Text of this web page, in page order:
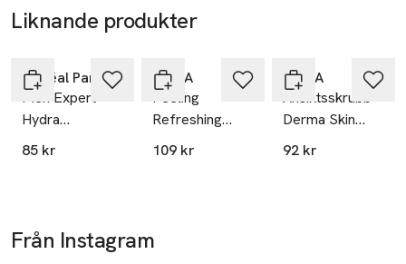
Liknande produkter
L'Oréal Paris
Men Expert
Hydra
Energetic Scrub
85 kr
NIVEA
Peeling
Refreshing
Exfoliating
109 kr
NIVEA
Ansiktsskrubb
Derma Skin
Clear Anti-
92 kr
Från Instagram